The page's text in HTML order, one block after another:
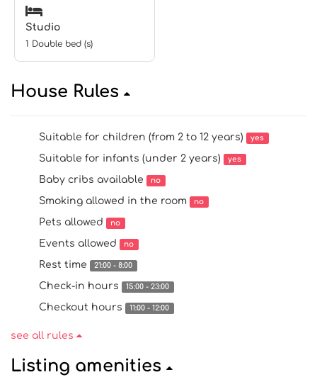
Studio
1 Double bed (s)
House Rules
Suitable for children (from 2 to 12 years) yes
Suitable for infants (under 2 years) yes
Baby cribs available no
Smoking allowed in the room no
Pets allowed no
Events allowed no
Rest time 21:00 - 8:00
Check-in hours 15:00 - 23:00
Checkout hours 11:00 - 12:00
see all rules
Listing amenities